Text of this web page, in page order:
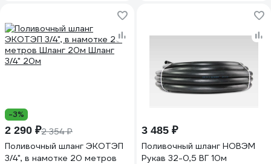
-3%
2 290 ₽2 354 ₽
Поливочный шланг ЭКОТЭП
3/4", в намотке 20 метров
3 485 ₽
Поливочный шланг НОВЭМ
Рукав 32-0,5 ВГ 10м